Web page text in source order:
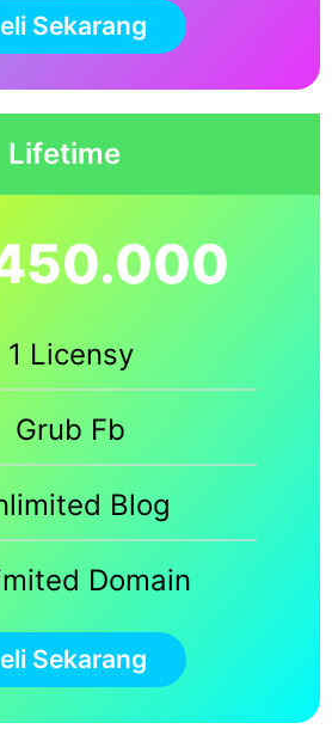
Sekarang
Lifetime
1 Licensy
Grub Fb
Blog
Domain
Sekarang